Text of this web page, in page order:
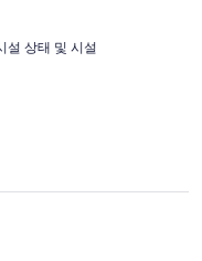
설 상태 및 시설